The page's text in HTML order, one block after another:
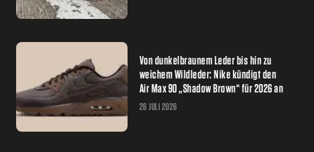
Von dunkelbraunem Leder bis hin zu
weichem Wildleder: Nike kündigt den
Air Max 90 „Shadow Brown“ für 2026 an
26 JULI 2026